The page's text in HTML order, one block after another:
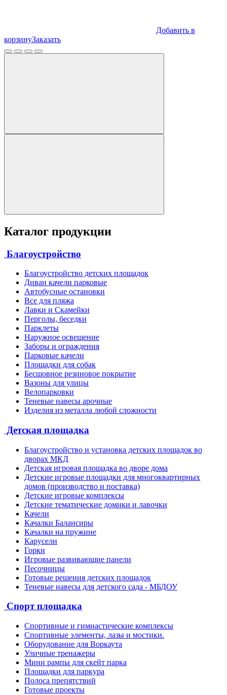
Добавить в
корзинуЗаказать
Каталог продукции
Благоустройство
Благоустройство детских площадок
Диван качели парковые
Автобусные остановки
Все для пляжа
Лавки и Скамейки
Перголы, беседки
Парклеты
Наружное освещение
Заборы и ограждения
Парковые качели
Площадки для собак
Бесшовное резиновое покрытие
Вазоны для улицы
Велопарковки
Теневые навесы арочные
Изделия из металла любой сложности
Детская площадка
Благоустройство и установка детских площадок во
дворах МКД
Детская игровая площадка во дворе дома
Детские игровые площадки для многоквартирных
домов (производство и поставка)
Детские игровые комплексы
Детские тематические домики и лавочки
Качели
Качалки Балансиры
Качалки на пружине
Карусели
Горки
Игровые развивающие панели
Песочницы
Готовые решения детских площадок
Теневые навесы для детского сада - МБДОУ
Спорт площадка
Спортивные и гимнастические комплексы
Спортивные элементы, лазы и мостики.
Оборудование для Воркаута
Уличные тренажеры
Мини рампы для скейт парка
Площадки для паркура
Полоса препятствий
Готовые проекты